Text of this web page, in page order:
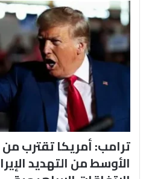
ترامب: أمريكا تقترب
الأوسط من التهديد